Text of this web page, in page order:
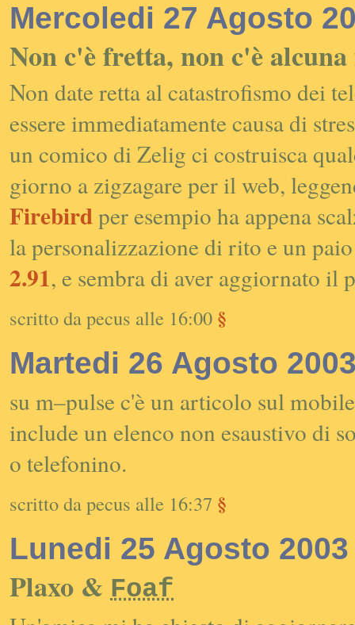
Mercoledi 27 Agosto
Non c'è fretta, non c'è
Non date retta al catastrofismo dei
essere immediatamente causa di
un comico di Zelig ci costruisca
giorno a zigzagare per il web,
Firebirdper esempio ha appena
la personalizzazione di rito e un
2.91, e sembra di aver aggiornato il
scritto da pecus alle 16:00 §
Martedi 26 Agosto
su m–pulse c'è un articolo sul
include un elenco non esaustivo di
o telefonino.
scritto da pecus alle 16:37 §
Lunedi 25 Agosto 2003
Plaxo & Foaf